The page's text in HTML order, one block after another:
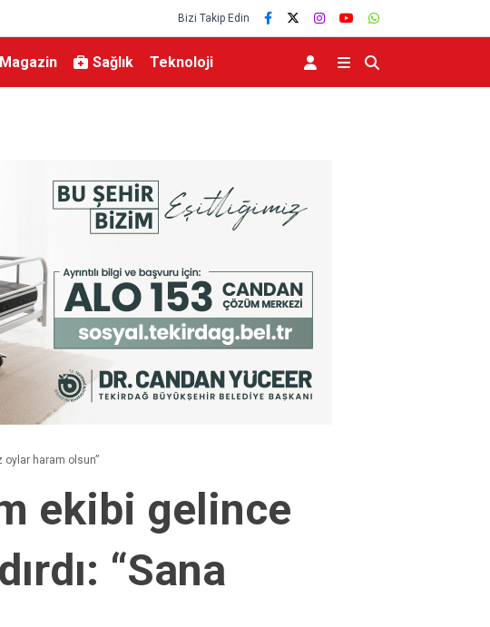
Bizi Takip Edin
Magazin Sağlık Teknoloji
Bakanı Mustafa Çiftçi Esenyurt’ta
oylar haram olsun”
ekibi gelince
“Sana